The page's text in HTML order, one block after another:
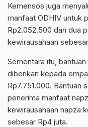
Kemensos juga
manfaat ODHIV untuk
Rp2.052.500 dan dua
kewirausahaan
Sementara itu,
diberikan kepada
Rp7.751.000. Bantuan
penerima manfaat
kewirausahaan napza
sebesar Rp4 juta.